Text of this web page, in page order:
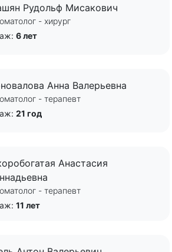
Рудольф Мисакович
- хирург
6 лет
Анна Валерьевна
- терапевт
21 год
Анастасия
- терапевт
11 лет